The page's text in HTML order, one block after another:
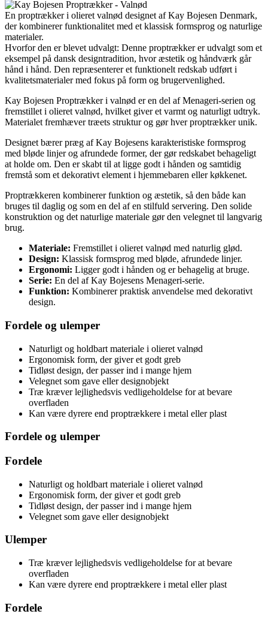
En proptrækker i olieret valnød designet af Kay Bojesen Denmark,
der kombinerer funktionalitet med et klassisk formsprog og naturlige
materialer.
Hvorfor den er blevet udvalgt: Denne proptrækker er udvalgt som et
eksempel på dansk designtradition, hvor æstetik og håndværk går
hånd i hånd. Den repræsenterer et funktionelt redskab udført i
kvalitetsmaterialer med fokus på form og brugervenlighed.
Kay Bojesen Proptrækker i valnød er en del af Menageri-serien og
fremstillet i olieret valnød, hvilket giver et varmt og naturligt udtryk.
Materialet fremhæver træets struktur og gør hver proptrækker unik.
Designet bærer præg af Kay Bojesens karakteristiske formsprog
med bløde linjer og afrundede former, der gør redskabet behageligt
at holde om. Den er skabt til at ligge godt i hånden og samtidig
fremstå som et dekorativt element i hjemmebaren eller køkkenet.
Proptrækkeren kombinerer funktion og æstetik, så den både kan
bruges til daglig og som en del af en stilfuld servering. Den solide
konstruktion og det naturlige materiale gør den velegnet til langvarig
brug.
Materiale: Fremstillet i olieret valnød med naturlig glød.
Design: Klassisk formsprog med bløde, afrundede linjer.
Ergonomi: Ligger godt i hånden og er behagelig at bruge.
Serie: En del af Kay Bojesens Menageri-serie.
Funktion: Kombinerer praktisk anvendelse med dekorativt
design.
Fordele og ulemper
Naturligt og holdbart materiale i olieret valnød
Ergonomisk form, der giver et godt greb
Tidløst design, der passer ind i mange hjem
Velegnet som gave eller designobjekt
Træ kræver lejlighedsvis vedligeholdelse for at bevare
overfladen
Kan være dyrere end proptrækkere i metal eller plast
Fordele og ulemper
Fordele
Naturligt og holdbart materiale i olieret valnød
Ergonomisk form, der giver et godt greb
Tidløst design, der passer ind i mange hjem
Velegnet som gave eller designobjekt
Ulemper
Træ kræver lejlighedsvis vedligeholdelse for at bevare
overfladen
Kan være dyrere end proptrækkere i metal eller plast
Fordele